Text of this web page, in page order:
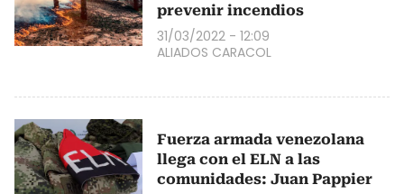
prevenir incendios
31/03/2022 - 12:09
ALIADOS CARACOL
Fuerza armada venezolana
llega con el ELN a las
comunidades: Juan Pappier